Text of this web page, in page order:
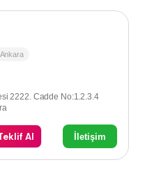
Ankara
2222. Cadde No:1.2.3.4
Al İletişim